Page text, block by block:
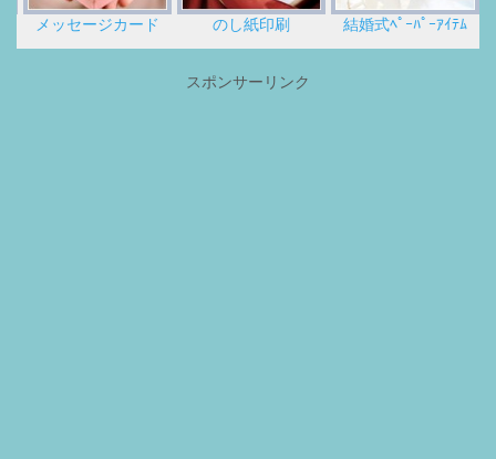
メッセージカード のし紙印刷 結婚式ﾍﾟｰﾊﾟｰｱｲﾃﾑ
スポンサーリンク